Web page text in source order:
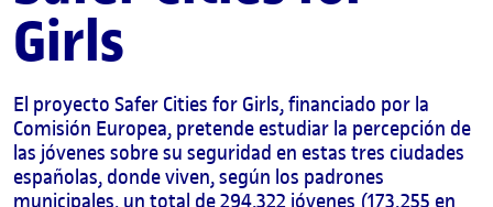
UOC Alumni
ES
Girls
El proyecto Safer Cities for Girls, financiado por la
Comisión Europea, pretende estudiar la percepción de
las jóvenes sobre su seguridad en estas tres ciudades
españolas, donde viven, según los padrones
municipales, un total de 294.322 jóvenes (173.255 en